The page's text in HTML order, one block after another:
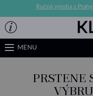
Ručná výroba z Prahy
MENU
PRSTENE